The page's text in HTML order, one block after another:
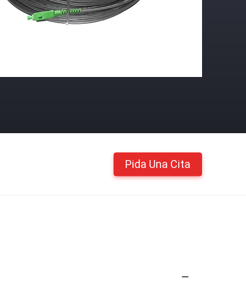
Pida Una Cita